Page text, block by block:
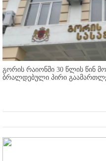
გორის რაიონში 30 წლის წინ
ბრალდებული პირი